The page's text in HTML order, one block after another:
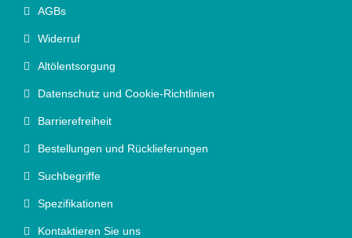
AGBs
Widerruf
Altölentsorgung
Datenschutz und Cookie-Richtlinien
Barrierefreiheit
Bestellungen und Rücklieferungen
Suchbegriffe
Spezifikationen
Kontaktieren Sie uns